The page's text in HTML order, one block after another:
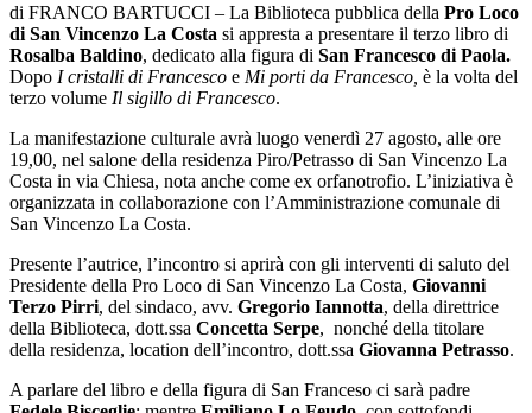
di FRANCO BARTUCCI – La Biblioteca pubblica della Pro Loco
di San Vincenzo La Costa si appresta a presentare il terzo libro di
Rosalba Baldino, dedicato alla figura di San Francesco di Paola.
Dopo I cristalli di Francesco e Mi porti da Francesco, è la volta del
terzo volume Il sigillo di Francesco.
La manifestazione culturale avrà luogo venerdì 27 agosto, alle ore
19,00, nel salone della residenza Piro/Petrasso di San Vincenzo La
Costa in via Chiesa, nota anche come ex orfanotrofio. L’iniziativa è
organizzata in collaborazione con l’Amministrazione comunale di
San Vincenzo La Costa.
Presente l’autrice, l’incontro si aprirà con gli interventi di saluto del
Presidente della Pro Loco di San Vincenzo La Costa, Giovanni
Terzo Pirri, del sindaco, avv. Gregorio Iannotta, della direttrice
della Biblioteca, dott.ssa Concetta Serpe, nonché della titolare
della residenza, location dell’incontro, dott.ssa Giovanna Petrasso.
A parlare del libro e della figura di San Franceso ci sarà padre